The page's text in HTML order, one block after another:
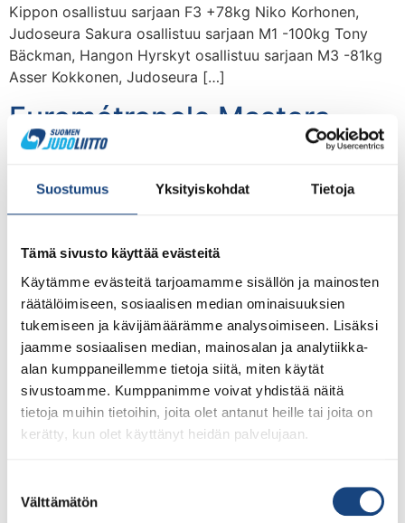
Suostumus Yksityiskohdat Tietoja
Tämä sivusto käyttää evästeitä
Käytämme evästeitä tarjoamamme sisällön ja mainosten
räätälöimiseen, sosiaalisen median ominaisuuksien
tukemiseen ja kävijämäärämme analysoimiseen. Lisäksi
jaamme sosiaalisen median, mainosalan ja analytiikka-
alan kumppaneillemme tietoja siitä, miten käytät
sivustoamme. Kumppanimme voivat yhdistää näitä
tietoja muihin tietoihin, joita olet antanut heille tai joita on
kerätty, kun olet käyttänyt heidän palvelujaan.
valinta
Välttämätön
Kippon osallistuu sarjaan F3 +78kg Niko Korhonen,
Judoseura Sakura osallistuu sarjaan M1 -100kg Tony
Bäckman, Hangon Hyrskyt osallistuu sarjaan M3 -81kg
Asser Kokkonen, Judoseura […]
Eurométropole Masters
2023 kisasta viisi mitalia.
Eurométropole Masters 2023 21.1.-22.1.2023 oli
veteraanijudokilpailu EM- ja MM-kilpailujen jälkeen.
Eurometropole Masters kilpailuun oli ilmoittautubut 619